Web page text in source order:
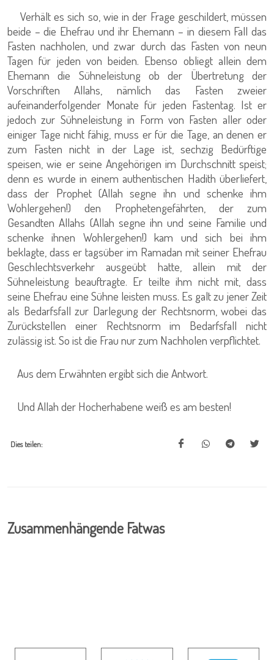
Verhält es sich so, wie in der Frage geschildert, müssen
beide – die Ehefrau und ihr Ehemann – in diesem Fall das
Fasten nachholen, und zwar durch das Fasten von neun
Tagen für jeden von beiden. Ebenso obliegt allein dem
Ehemann die Sühneleistung ob der Übertretung der
Vorschriften Allahs, nämlich das Fasten zweier
aufeinanderfolgender Monate für jeden Fastentag. Ist er
jedoch zur Sühneleistung in Form von Fasten aller oder
einiger Tage nicht fähig, muss er für die Tage, an denen er
zum Fasten nicht in der Lage ist, sechzig Bedürftige
speisen, wie er seine Angehörigen im Durchschnitt speist;
denn es wurde in einem authentischen Hadith überliefert,
dass der Prophet (Allah segne ihn und schenke ihm
Wohlergehen!) den Prophetengefährten, der zum
Gesandten Allahs (Allah segne ihn und seine Familie und
schenke ihnen Wohlergehen!) kam und sich bei ihm
beklagte, dass er tagsüber im Ramadan mit seiner Ehefrau
Geschlechtsverkehr ausgeübt hatte, allein mit der
Sühneleistung beauftragte. Er teilte ihm nicht mit, dass
seine Ehefrau eine Sühne leisten muss. Es galt zu jener Zeit
als Bedarfsfall zur Darlegung der Rechtsnorm, wobei das
Zurückstellen einer Rechtsnorm im Bedarfsfall nicht
zulässig ist. So ist die Frau nur zum Nachholen verpflichtet.
Aus dem Erwähnten ergibt sich die Antwort.
Und Allah der Hocherhabene weiß es am besten!
Dies teilen:
Zusammenhängende Fatwas